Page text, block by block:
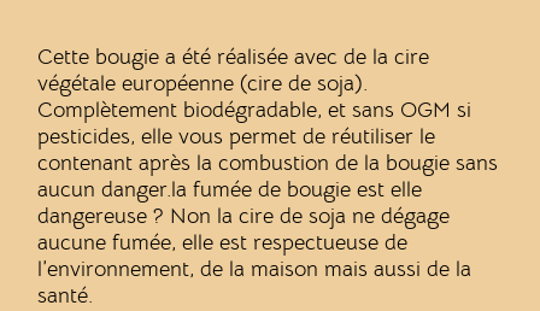
Cette bougie a été réalisée avec de la cire
végétale européenne (cire de soja).
Complètement biodégradable, et sans OGM si
pesticides, elle vous permet de réutiliser le
contenant après la combustion de la bougie sans
aucun danger.la fumée de bougie est elle
dangereuse ? Non la cire de soja ne dégage
aucune fumée, elle est respectueuse de
l’environnement, de la maison mais aussi de la
santé.